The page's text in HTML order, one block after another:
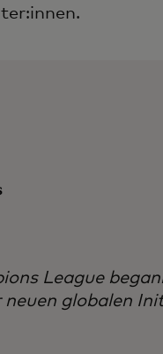
League
globalen